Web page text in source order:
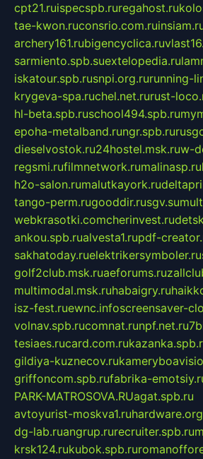
cpt21.ruispecspb.ruregahost.ru
tae-kwon.ruconsrio.com.ru
archery161.rubigencyclica.ru
sarmiento.spb.suextelopedia.ru
iskatour.spb.rusnpi.org.rurunning-
krygeva-spa.ruchel.net.rurust-
hl-beta.spb.ruschool494.spb.ru
epoha-metalband.rungr.spb.ru
dieselvostok.ru24hostel.msk.ruw-
regsmi.rufilmnetwork.rumalinasp.ru
h2o-salon.rumalutkayork.ru
tango-perm.rugooddir.rusgv.su
webkrasotki.comcherinvest.ru
ankou.spb.rualvesta1.rupdf-
sakhatoday.ruelektrikersymboler.ru
golf2club.msk.ruaeforums.ru
multimodal.msk.ruhabaigry.ru
isz-fest.ruewnc.infoscreensaver-
volnav.spb.rucomnat.runpf.net.ru
tesiaes.rucard.com.ru
gildiya-kuznecov.ru
griffoncom.spb.rufabrika-
PARK-MATROSOVA.RUagat.spb.ru
avtoyurist-moskva1.ru
dg-lab.ruangrup.rurecruiter.spb.ru
krsk124.rukubok.spb.ru